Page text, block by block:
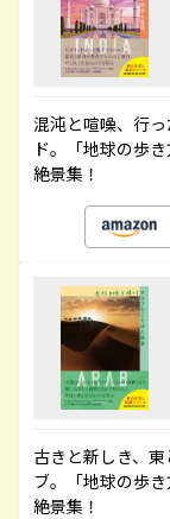
混沌と喧噪、行
ド。「地球の歩
絶景集！
古きと新しき、
ブ。「地球の歩
絶景集！